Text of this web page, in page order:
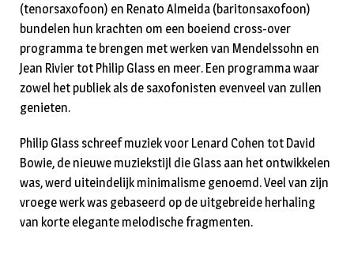
(tenorsaxofoon) en Renato Almeida (baritonsaxofoon)
bundelen hun krachten om een boeiend cross-over
programma te brengen met werken van Mendelssohn en
Jean Rivier tot Philip Glass en meer. Een programma waar
zowel het publiek als de saxofonisten evenveel van zullen
genieten.
Philip Glass schreef muziek voor Lenard Cohen tot David
Bowie, de nieuwe muziekstijl die Glass aan het ontwikkelen
was, werd uiteindelijk minimalisme genoemd. Veel van zijn
vroege werk was gebaseerd op de uitgebreide herhaling
van korte elegante melodische fragmenten.